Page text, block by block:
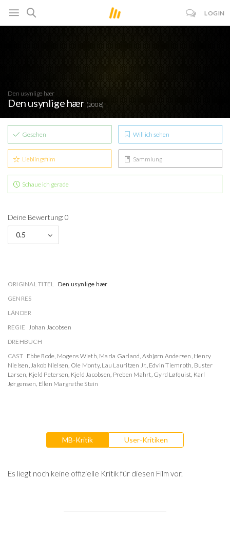
LOGIN
Den usynlige hær
Den usynlige hær (2008)
Gesehen Will ich sehen
Lieblingsfilm Sammlung
Schaue ich gerade
Deine Bewertung: 0
0.5
ORIGINAL TITEL Den usynlige hær
GENRES
LÄNDER
REGIE Johan Jacobsen
DREHBUCH
CAST Ebbe Rode, Mogens Wieth, Maria Garland, Asbjørn Andersen, Henry
Nielsen,Jakob Nielsen, Ole Monty, Lau Lauritzen Jr., Edvin Tiemroth, Buster
Larsen, Kjeld Petersen, Kjeld Jacobsen, Preben Mahrt, Gyrd Løfquist, Karl
Jørgensen, Ellen Margrethe Stein
MB-Kritik User-Kritiken
Es liegt noch keine offizielle Kritik für diesen Film vor.